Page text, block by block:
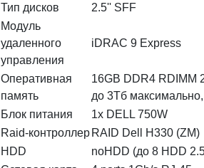
Тип дисков
2.5'' SFF
Модуль
удаленного
управления
iDRAC 9 Express
Оперативная
память
16GB DDR4 RDIMM
до 3Тб
Блок питания
1x DELL 750W
Raid-контроллер RAID Dell H330 (ZM)
HDD
noHDD (до 8 HDD